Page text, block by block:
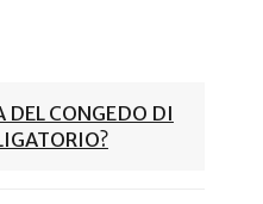
DEL CONGEDO DI